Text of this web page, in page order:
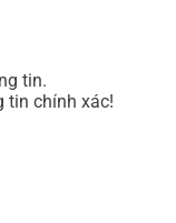
tin.
tin chính xác!